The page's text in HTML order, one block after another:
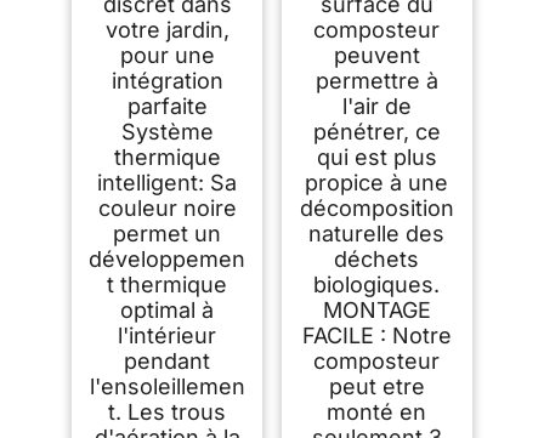
votre jardin,
pour une
intégration
parfaite
Système
thermique
intelligent: Sa
couleur noire
permet un
développemen
t thermique
optimal à
l'intérieur
pendant
l'ensoleillemen
t. Les trous
composteur
peuvent
permettre à
l'air de
pénétrer, ce
qui est plus
propice à une
décomposition
naturelle des
déchets
biologiques.
MONTAGE
FACILE : Notre
composteur
peut etre
monté en